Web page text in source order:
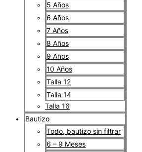
5 Años
6 Años
7 Años
8 Años
9 Años
10 Años
Talla 12
Talla 14
Talla 16
Bautizo
Todo, bautizo sin filtrar
6 – 9 Meses